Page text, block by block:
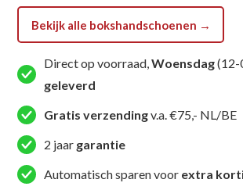
Wit
aantal
Bekijk alle bokshandschoenen →
Direct op voorraad,Woensdag(12-
geleverd
Gratis verzendingv.a. €75,- NL/BE
2 jaar garantie
Automatisch sparen voor extra